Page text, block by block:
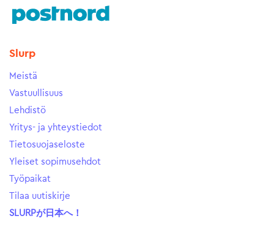
Slurp
Meistä
Vastuullisuus
Lehdistö
Yritys- ja yhteystiedot
Tietosuojaseloste
Yleiset sopimusehdot
Työpaikat
Tilaa uutiskirje
SLURPが日本へ！